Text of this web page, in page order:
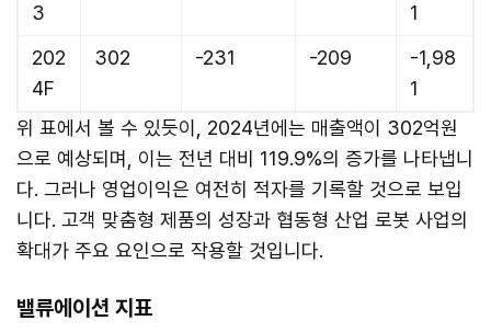
3
1
202
4F
302 -231 -209
-1,98
1
위 표에서 볼 수 있듯이, 2024년에는 매출액이 302억원
으로 예상되며, 이는 전년 대비 119.9%의 증가를 나타냅니
다. 그러나 영업이익은 여전히 적자를 기록할 것으로 보입
니다. 고객 맞춤형 제품의 성장과 협동형 산업 로봇 사업의
확대가 주요 요인으로 작용할 것입니다.
밸류에이션 지표